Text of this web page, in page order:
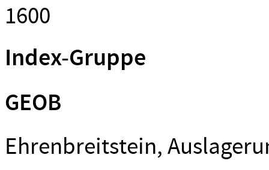
1600
Index-Gruppe
GEOB
Ehrenbreitstein,